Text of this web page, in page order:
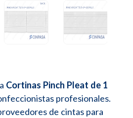
Cortinas Pinch Pleat de 1
profesionales.
de cintas para